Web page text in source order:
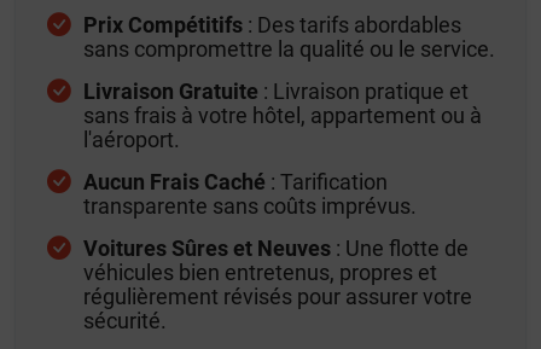
Prix Compétitifs : Des tarifs abordables
sans compromettre la qualité ou le service.
Livraison Gratuite : Livraison pratique et
sans frais à votre hôtel, appartement ou à
l'aéroport.
Aucun Frais Caché : Tarification
transparente sans coûts imprévus.
Voitures Sûres et Neuves : Une flotte de
véhicules bien entretenus, propres et
régulièrement révisés pour assurer votre
sécurité.